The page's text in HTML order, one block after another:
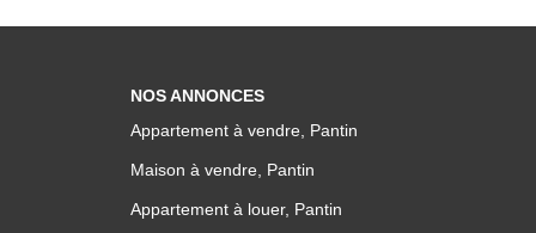
NOS ANNONCES
Appartement à vendre, Pantin
Maison à vendre, Pantin
Appartement à louer, Pantin